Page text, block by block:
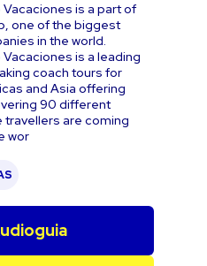
is a part of
one of the biggest
in the world.
is a leading
coach tours for
and Asia offering
90 different
travellers are coming
wor